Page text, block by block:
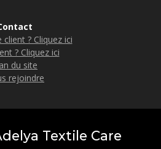
client ? Cliquez ici
? Cliquez ici
du site
rejoindre
Textile Care